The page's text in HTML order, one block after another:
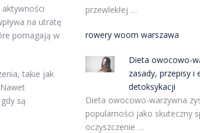
na utratę
pomagają w
takie jak
są
przewlekłej …
rowery woom warszawa
Dieta owocowo-
zasady, przepisy i
detoksykacji
Dieta owocowo-warzywna
popularności jako skuteczny
oczyszczenie …